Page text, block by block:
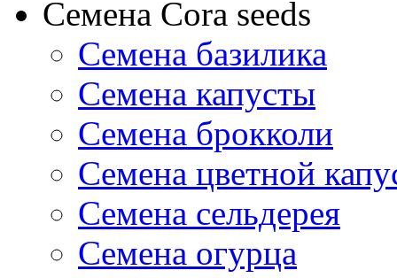
Семена Cora seeds
Семена базилика
Семена капусты
Семена брокколи
Семена цветной
Семена сельдерея
Семена огурца